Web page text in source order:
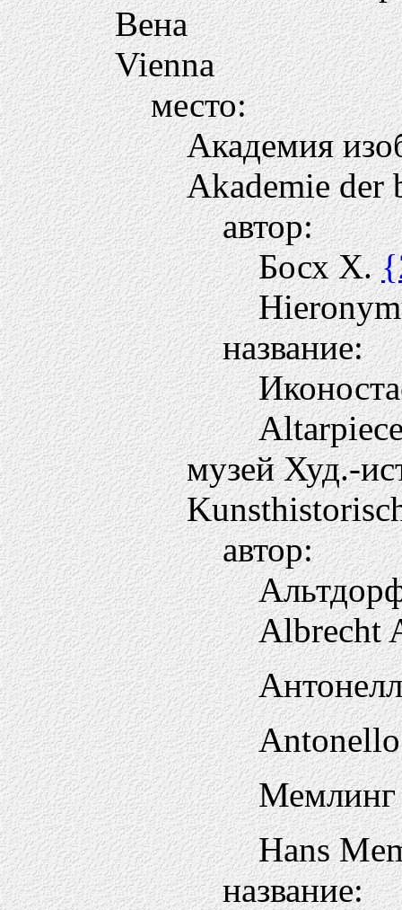
Вена
Vienna
место:
Академия
Akademie der
автор:
Босх Х.
название:
музей Худ.-
автор:
Albrecht
Hans
название: